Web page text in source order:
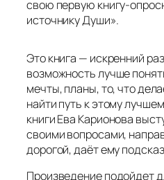
свою первую книгу-
источникуДуши».
Это книга — искренний
возможность лучше
мечты, планы, то, что
найти путь к этому
книги Ева Карионова
своими вопросами,
дорогой, даёт ему
Произведение подойдет